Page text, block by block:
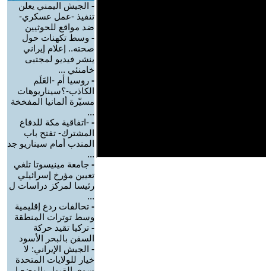
- الجيش اليمني يعلن
تنفيذ -عمل عسكري-
ضد مواقع للحوثيين
- وسط تكهنات حول
صحته.. إعلام إيراني
ينشر فيديو لمجتبى
خامنئي ...
- روسيا أم -العَلَم
الكاذب-؟سيناريوهات
مسيّرة ألمانيا المفخخة
...
- -اتفاقية مكة للدفاع
المشترك- تفتح باب
المندب أمام سيناريو جد
...
- جامعة مينيسوتا تلغي
تعيين مؤرخ إسرائيلي
رئيسا لمركز دراسات ل
...
- تحالفات ردع إقليمية
وسط توترات المنطقة
- تركيا تقيد حركة
السفن بالبحر الأسود
- الجيش الإيراني: لا
خيار للولايات المتحدة